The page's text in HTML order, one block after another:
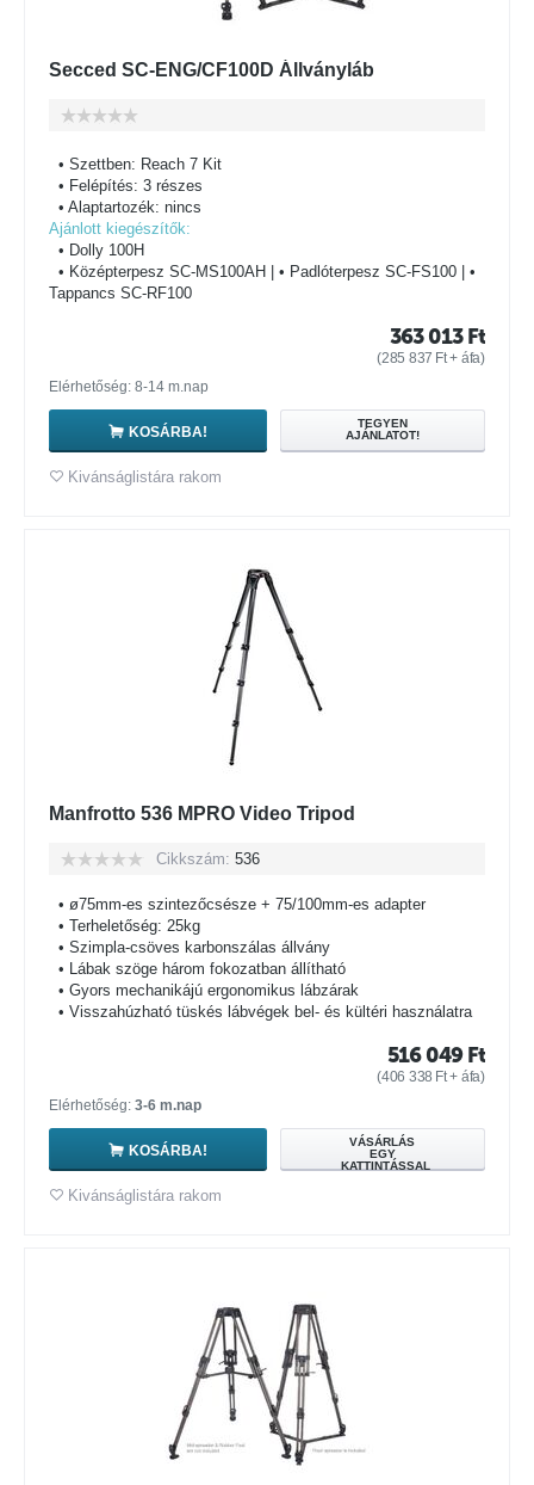
Secced SC-ENG/CF100D Állványláb
• Szettben: Reach 7 Kit
• Felépítés: 3 részes
• Alaptartozék: nincs
Ajánlott kiegészítők:
• Dolly 100H
• Középterpesz SC-MS100AH | • Padlóterpesz SC-FS100 | •
Tappancs SC-RF100
363 013 Ft
(285 837 Ft+ áfa)
Elérhetőség: 8-14 m.nap
KOSÁRBA!
TEGYEN
AJÁNLATOT!
Kivánságlistára rakom
Manfrotto 536 MPRO Video Tripod
Cikkszám: 536
• ø75mm-es szintezőcsésze + 75/100mm-es adapter
• Terheletőség: 25kg
• Szimpla-csöves karbonszálas állvány
• Lábak szöge három fokozatban állítható
• Gyors mechanikájú ergonomikus lábzárak
• Visszahúzható tüskés lábvégek bel- és kültéri használatra
516 049 Ft
(406 338 Ft+ áfa)
Elérhetőség: 3-6 m.nap
KOSÁRBA!
VÁSÁRLÁS
EGY
KATTINTÁSSAL
Kivánságlistára rakom